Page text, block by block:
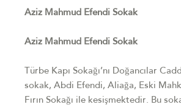
Aziz Mahmud Efendi Sokak
Aziz Mahmud Efendi Sokak
Türbe Kapı Sokağı’nı Doğancılar
sokak, Abdi Efendi, Aliağa, Eski
Fırın Sokağı ile kesişmektedir. Bu